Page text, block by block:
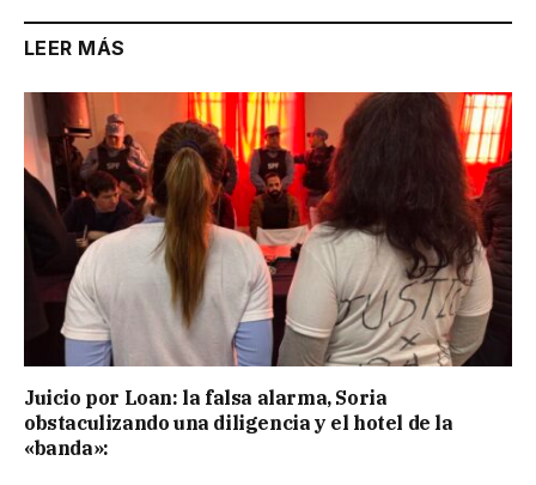
LEER MÁS
Juicio por Loan: la falsa alarma, Soria
obstaculizando una diligencia y el hotel de la
«banda»: